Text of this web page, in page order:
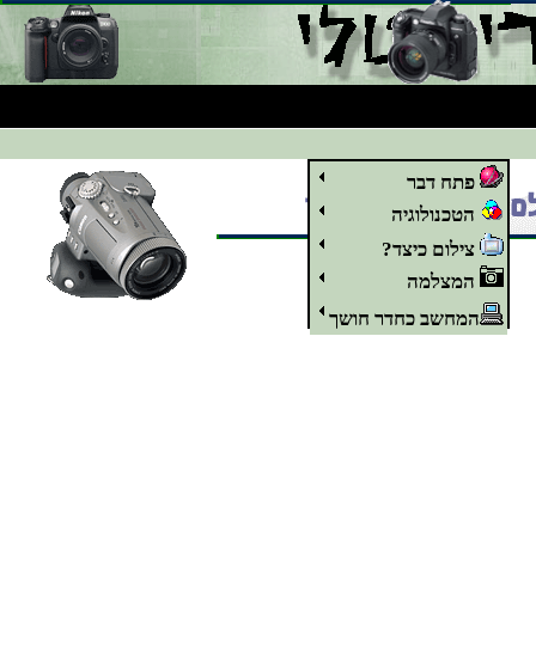
פתח דבר
הטכנולוגיה
צילום כיצד?
המצלמה
המחשב כחדר חושך